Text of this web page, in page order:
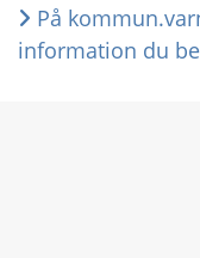
På
information du